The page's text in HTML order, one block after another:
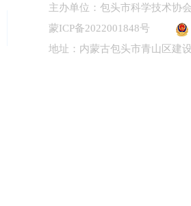
主办单位：包头市科学技术协
蒙ICP备2022001848号
地址：内蒙古包头市青山